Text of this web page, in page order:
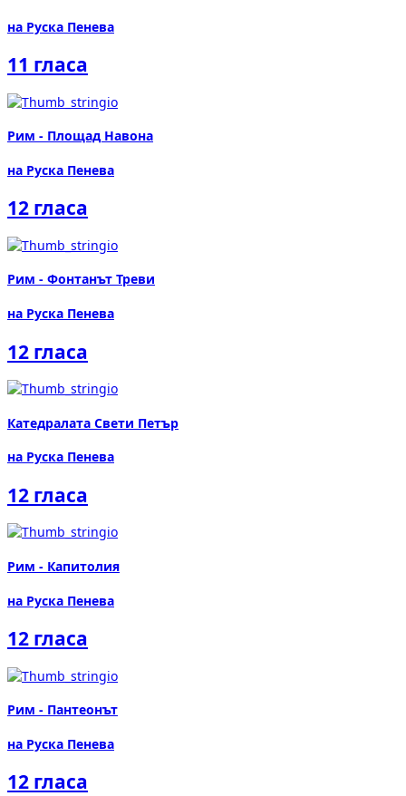
на Руска Пенева
11 гласа
Рим - Площад Навона
на Руска Пенева
12 гласа
Рим - Фонтанът Треви
на Руска Пенева
12 гласа
Катедралата Свети Петър
на Руска Пенева
12 гласа
Рим - Капитолия
на Руска Пенева
12 гласа
Рим - Пантеонът
на Руска Пенева
12 гласа